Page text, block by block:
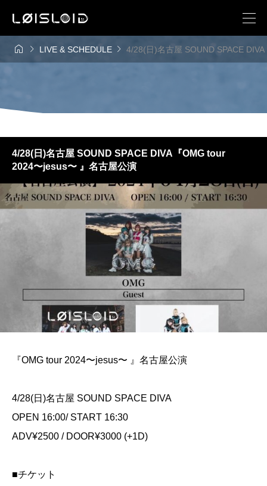
  LIVE & SCHEDULE  4/28(日)名古屋 SOUND SPACE
4/28(日)名古屋 SOUND SPACE DIVA『OMG tour
2024〜jesus〜 』名古屋公演
『OMG tour 2024〜jesus〜 』名古屋公演
4/28(日)名古屋 SOUND SPACE DIVA
OPEN 16:00/ START 16:30
ADV¥2500 / DOOR¥3000 (+1D)
■チケット